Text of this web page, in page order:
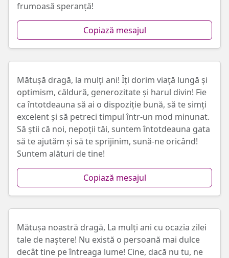
frumoasă speranță!
Copiază mesajul
Mătușă dragă, la mulți ani! Îți dorim viață lungă și
optimism, căldură, generozitate și harul divin! Fie
ca întotdeauna să ai o dispoziție bună, să te simți
excelent și să petreci timpul într-un mod minunat.
Să știi că noi, nepoții tăi, suntem întotdeauna gata
să te ajutăm și să te sprijinim, sună-ne oricând!
Suntem alături de tine!
Copiază mesajul
Mătușa noastră dragă, La mulți ani cu ocazia zilei
tale de naștere! Nu există o persoană mai dulce
decât tine pe întreaga lume! Cine, dacă nu tu, ne